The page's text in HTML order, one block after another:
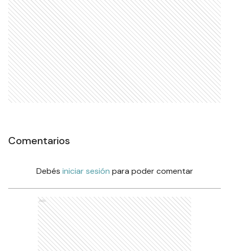
Comentarios
Debés iniciar sesión para poder comentar
Ads